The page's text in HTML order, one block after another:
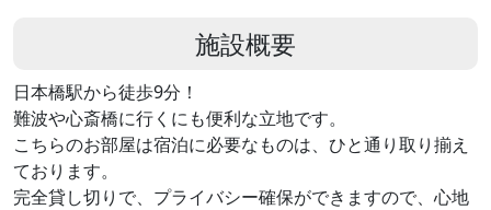
施設概要
日本橋駅から徒歩9分！
難波や心斎橋に行くにも便利な立地です。
こちらのお部屋は宿泊に必要なものは、ひと通り取り揃え
ております。
完全貸し切りで、プライバシー確保ができますので、心地